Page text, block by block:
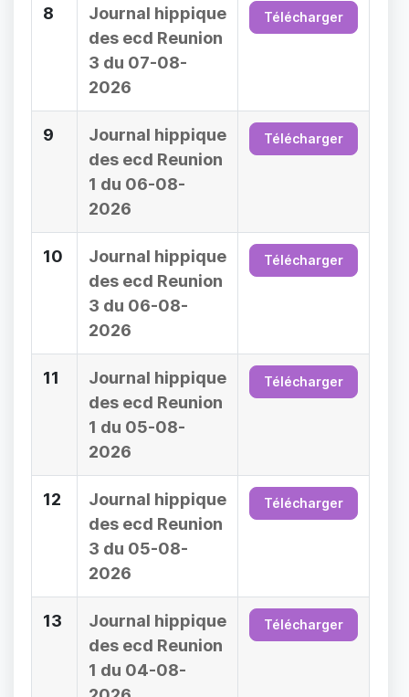
8
Journal hippique
des ecd Reunion
3 du 07-08-
2026
Télécharger
9
Journal hippique
des ecd Reunion
1 du 06-08-
2026
Télécharger
10
Journal hippique
des ecd Reunion
3 du 06-08-
2026
Télécharger
11
Journal hippique
des ecd Reunion
1 du 05-08-
2026
Télécharger
12
Journal hippique
des ecd Reunion
3 du 05-08-
2026
Télécharger
13
Journal hippique
des ecd Reunion
1 du 04-08-
Télécharger